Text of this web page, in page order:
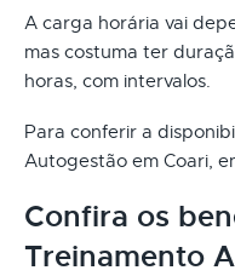
A carga horária vai
mas costuma ter
horas, com intervalos.
Para conferir a
Autogestão em Coari,
Confira os
Treinamento